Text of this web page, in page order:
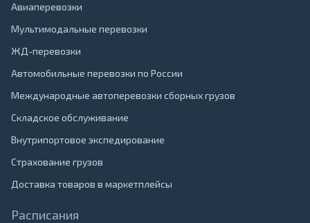
Авиаперевозки
Мультимодальные перевозки
ЖД-перевозки
Автомобильные перевозки по России
Международные автоперевозки сборных грузов
Складское обслуживание
Внутрипортовое экспедирование
Страхование грузов
Доставка товаров в маркетплейсы
Расписания